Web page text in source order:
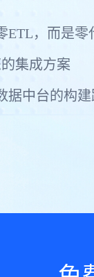
集成方案
据中台的构